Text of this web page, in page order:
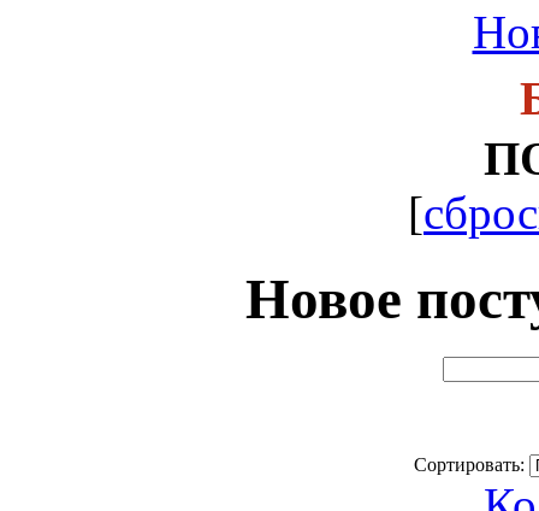
[
Новое
Сортировать: